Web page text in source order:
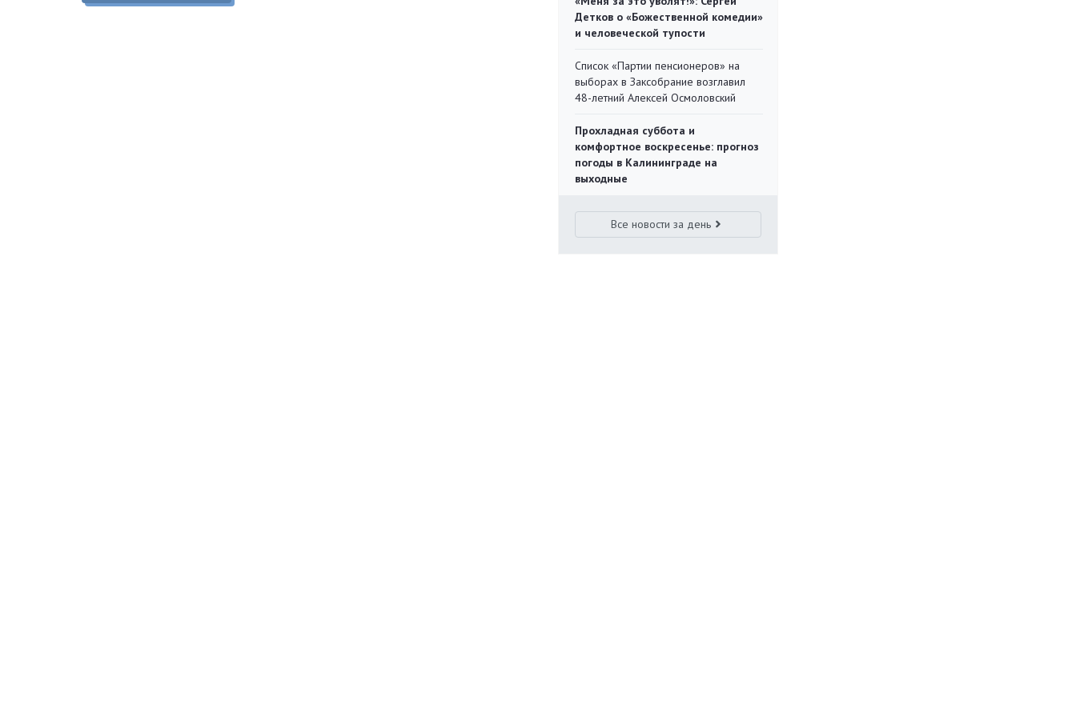
Детков о «Божественной комедии»
и человеческой тупости
Список «Партии пенсионеров» на
выборах в Заксобрание возглавил
48-летний Алексей Осмоловский
Прохладная суббота и
комфортное воскресенье: прогноз
погоды в Калининграде на
выходные
Все новости за день